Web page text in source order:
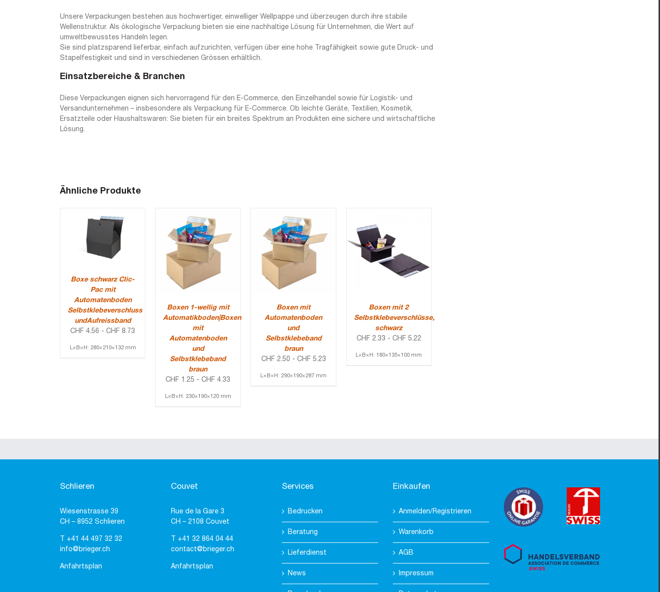
Unsere Verpackungen bestehen aus hochwertiger, einwelliger Wellpappe und überzeugen durch ihre stabile
Wellenstruktur. Als ökologische Verpackung bieten sie eine nachhaltige Lösung für Unternehmen, die Wert auf
umweltbewusstes Handeln legen.
Sie sind platzsparend lieferbar, einfach aufzurichten, verfügen über eine hohe Tragfähigkeit sowie gute Druck- und
Stapelfestigkeit und sind in verschiedenen Grössen erhältlich.
Einsatzbereiche & Branchen
Diese Verpackungen eignen sich hervorragend für den E-Commerce, den Einzelhandel sowie für Logistik- und
Versandunternehmen – insbesondere als Verpackung für E-Commerce. Ob leichte Geräte, Textilien, Kosmetik,
Ersatzteile oder Haushaltswaren: Sie bieten für ein breites Spektrum an Produkten eine sichere und wirtschaftliche
Lösung.
Ähnliche Produkte
Boxe schwarz Clic-
Pac mit
Automatenboden
Selbstklebeverschluss
undAufreissband
CHF 4.56 -CHF 8.73
L×B×H: 280×210×132 mm
Boxen 1-wellig mit
Automatikboden|Boxen
mit
Automatenboden
und
Selbstklebeband
braun
CHF
1.25 -CHF 4.33
L×B×H: 230×190×120 mm
Boxen mit
Automatenboden
und
Selbstklebeband
braun
CHF 2.50 - CHF 5.23
L×B×H: 290×190×287 mm
Boxen mit 2
Selbstklebeverschlüsse,
schwarz
CHF 2.33 - CHF 5.22
L×B×H: 180×135×100 mm
Schlieren
Wiesenstrasse 39
CH – 8952 Schlieren
+41 44 497 32 32
info@brieger.ch
Anfahrtsplan
Couvet
Rue de la Gare 3
CH – 2108 Couvet
+41 32 864 04 44
contact@brieger.ch
Anfahrtsplan
Services
Bedrucken
Beratung
Lieferdienst
News
Einkaufen
Anmelden/Registrieren
Warenkorb
AGB
Impressum